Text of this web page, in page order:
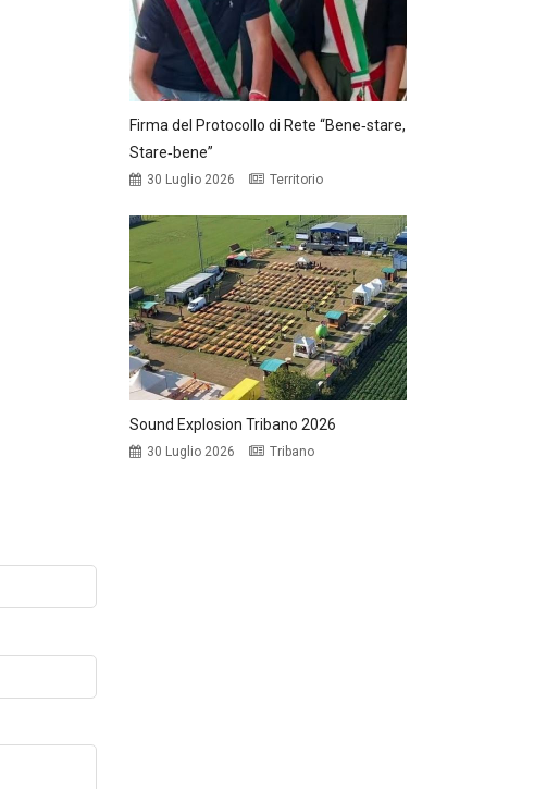
Firma del Protocollo di Rete “Bene‑stare,
Stare‑bene”
30 Luglio 2026 Territorio
Sound Explosion Tribano 2026
30 Luglio 2026 Tribano